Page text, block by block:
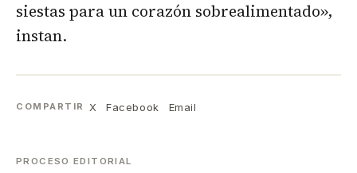
siestas para un corazón sobrealimentado»,
instan.
COMPARTIR X Facebook Email
PROCESO EDITORIAL